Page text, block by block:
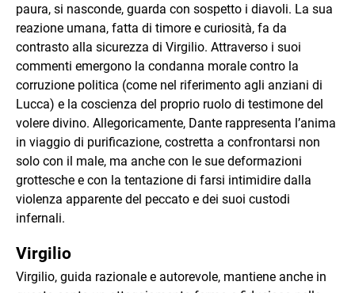
paura, si nasconde, guarda con sospetto i diavoli. La sua
reazione umana, fatta di timore e curiosità, fa da
contrasto alla sicurezza di Virgilio. Attraverso i suoi
commenti emergono la condanna morale contro la
corruzione politica (come nel riferimento agli anziani di
Lucca) e la coscienza del proprio ruolo di testimone del
volere divino. Allegoricamente, Dante rappresenta l’anima
in viaggio di purificazione, costretta a confrontarsi non
solo con il male, ma anche con le sue deformazioni
grottesche e con la tentazione di farsi intimidire dalla
violenza apparente del peccato e dei suoi custodi
infernali.
Virgilio
Virgilio, guida razionale e autorevole, mantiene anche in